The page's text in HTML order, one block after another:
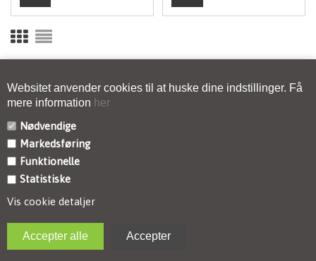
Websitet anvender cookies til at huske dine indstillinger. Få
mere information her
Nødvendige
Markedsføring
Funktionelle
Statistiske
Vis cookie detaljer
10
11 12 13 14 15 NÆSTE-->
KONTAKT
INFORMATION
NYHEDSBREV